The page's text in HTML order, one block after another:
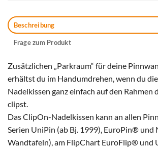
Beschreibung
Frage zum Produkt
Zusätzlichen „Parkraum“ für deine
erhältst du im Handumdrehen, wenn du
Nadelkissen ganz einfach auf den Rahmen
clipst.
Das ClipOn-Nadelkissen kann an allen
Serien UniPin (ab Bj. 1999), EuroPin® und
Wandtafeln), am FlipChart EuroFlip® und